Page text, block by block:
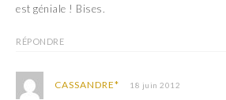
est géniale ! Bises.
RÉPONDRE
CASSANDRE* 18 juin 2012